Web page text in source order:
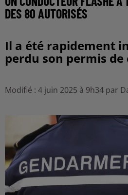
DES 80 AUTORISÉS
Il a été rapidement
perdu son permis
Modifié : 4 juin 2025 à 9h34 par